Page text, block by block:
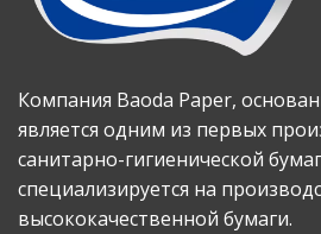
Компания Baoda Paper,
является одним из первых
санитарно-гигиенической
специализируется на
высококачественной бумаги.